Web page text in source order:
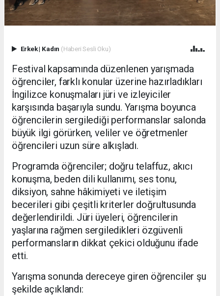
Erkek| Kadın (Haberi Sesli Oku)
Festival kapsamında düzenlenen yarışmada
öğrenciler, farklı konular üzerine hazırladıkları
İngilizce konuşmaları jüri ve izleyiciler
karşısında başarıyla sundu. Yarışma boyunca
öğrencilerin sergilediği performanslar salonda
büyük ilgi görürken, veliler ve öğretmenler
öğrencileri uzun süre alkışladı.
Programda öğrenciler; doğru telaffuz, akıcı
konuşma, beden dili kullanımı, ses tonu,
diksiyon, sahne hâkimiyeti ve iletişim
becerileri gibi çeşitli kriterler doğrultusunda
değerlendirildi. Jüri üyeleri, öğrencilerin
yaşlarına rağmen sergiledikleri özgüvenli
performansların dikkat çekici olduğunu ifade
etti.
Yarışma sonunda dereceye giren öğrenciler şu
şekilde açıklandı: